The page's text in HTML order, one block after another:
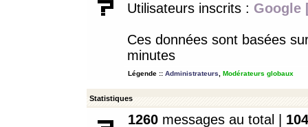
Utilisateurs inscrits : Google
Ces données sont basées
minutes
Légende :: Administrateurs Modérateurs globaux
Statistiques
1260 messages au total | 104